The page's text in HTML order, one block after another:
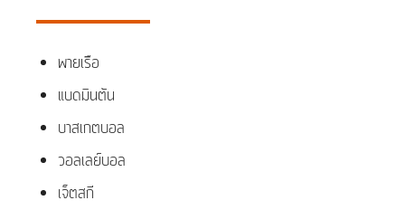
พายเรือ
แบดมินตัน
บาสเกตบอล
วอลเลย์บอล
เจ็ตสกี